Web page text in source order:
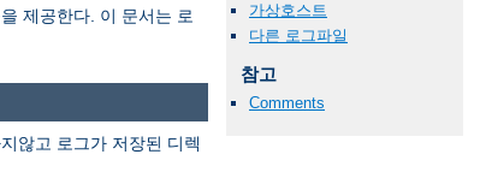
제공한다. 이 문서는 로
가상호스트
다른 로그파일
참고
Comments
않고 로그가 저장된 디렉